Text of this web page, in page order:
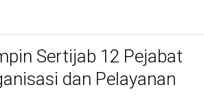
Sertijab 12 Pejabat
dan Pelayanan